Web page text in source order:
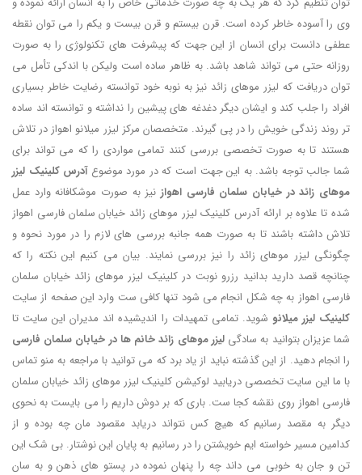
وی را آسوده خاطر کرده است. قرن بیستم و قرن بیست و یکم را می توان نقطه
عطفی دانست برای انسان از این جهت که پیشرفت های تکنولوژی را به صورت
روزانه حتی می تواند شاهد باشد. به ظاهر ساده است ولیکن با اندکی تأمل می
توان دریافت که لیزر موهای زائد نیز به نوبه خود توانسته رضایت خاطر بسیاری
افراد را جلب کند و ایشان دیگر دغدغه های پیشین را نداشته و توانسته اند ساده
تر روند زندگی خویش را در پی گیرند. متخصصان مرکز لیزر میلانو اهواز در تلاش
هستند تا به صورت تخصصی بررسی کنند تمامی مواردی را که می تواند برای
شما جالب توجه باشد. به این جهت است که در مورد موضوعآدرس کلینیک لیزر
موهای زائد در خیابان سلمان فارسی اهواز نیز به صورت موشکافانه وارد عمل
شده تا علاوه بر ارائه آدرس کلینیک لیزر موهای زائد خیابان سلمان فارسی اهواز
تلاش داشته باشند تا به صورت همه جانبه بررسی های لازم را در مورد نحوه و
چگونگی لیزر موهای زائد را نیز بررسی نمایند. بیان می کنیم این نکته را که
چنانچه قصد دارید بدانید رزرو نوبت در کلینیک لیزر موهای زائد خیابان سلمان
فارسی اهواز به چه شکل انجام می شود تنها کافی ست وارد این صفحه از سایت
کلینیک لیزر میلانو شوید. تمامی تمهیدات را اندیشیده اند مدیران این سایت تا
شما عزیزان بتوانید به سادگیلیزر موهای زائد خانم ها در خیابان سلمان فارسی
را انجام دهید. از این گذشته نباید از یاد برد که می توانید با مراجعه به منو تماس
با ما این سایت تخصصی دریابید لوکیشن کلینیک لیزر موهای زائد خیابان سلمان
فارسی اهواز روی نقشه کجا ست. باری که بر دوش داریم را می بایست به نحوی
دیگر به مقصد رسانیم که هیچ کس نتواند دریابد مقصود مان چه بوده و از
کدامین مسیر خواسته ایم خویشتن را در رسانیم به پایان این نوشتار. بی شک این
تن و جان به خوبی می داند چه را پنهان نموده در پستو های ذهن و به سان